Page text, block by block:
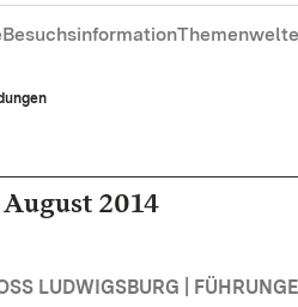
Besuchsinformation
2014
LUDWIGSBURG |